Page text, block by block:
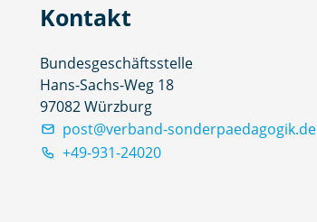
Kontakt
Bundesgeschäftsstelle
Hans-Sachs-Weg 18
97082 Würzburg
post@verband-sonderpaedagogik.de
+49-931-24020